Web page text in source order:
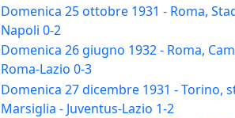
Domenica 25 ottobre 1931 - Roma,
Napoli 0-2
Domenica 26 giugno 1932 - Roma,
Roma-Lazio 0-3
Domenica 27 dicembre 1931 - Torino,
Marsiglia - Juventus-Lazio 1-2